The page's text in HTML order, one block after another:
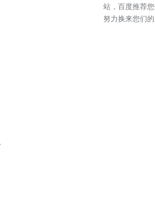
站，百度推荐
努力换来您们